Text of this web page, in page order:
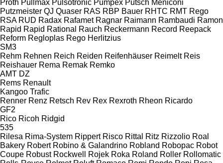
Proth Pullmax Pulsotronic Pumpex Putsch Meniconi
Putzmeister QJ Quaser RAS RBP Bauer RHTC RMT Rego
RSA RUD Radax Rafamet Ragnar Raimann Rambaudi Ramon
Rapid Rapid Rational Rauch Reckermann Record Reepack
Reform Regloplas Rego Herlitzius
SM3
Rehm Rehnen Reich Reiden Reifenhäuser Reimelt Reis
Reishauer Rema Remak Remko
AMT DZ
Rems Renault
Kangoo Trafic
Renner Renz Retsch Rev Rex Rexroth Rheon Ricardo
GF2
Rico Ricoh Ridgid
535
Rilesa Rima-System Rippert Risco Rittal Ritz Rizzolio Roal
Bakery Robert Robino & Galandrino Robland Robopac Robot
Coupe Robust Rockwell Rojek Roka Roland Roller Rollomatic